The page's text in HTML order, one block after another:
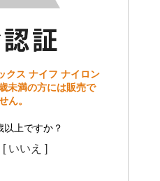
クス ナイフ ナイロン
未満の方には販売で
ん。
以上ですか？
[ いいえ ]